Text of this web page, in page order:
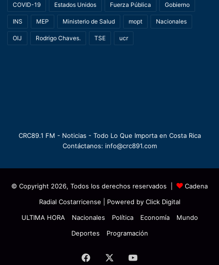
COVID-19 Estados Unidos Fuerza Pública Gobierno
INS MEP Ministerio de Salud mopt Nacionales
OIJ Rodrigo Chaves. TSE ucr
CRC89.1 FM - Noticias - Todo Lo Que Importa en Costa Rica
Contáctanos: info@crc891.com
© Copyright 2026, Todos los derechos reservados |
Cadena
Radial Costarricense | Powered by Click Digital
ULTIMA HORA
Nacionales Política Economía
Mundo
Deportes
Programación
Facebook